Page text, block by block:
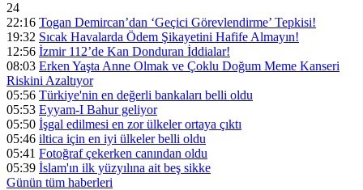
24
22:16 Togan Demircan’dan ‘Geçici Görevlendirme’ Tepkisi!
19:32 Sıcak Havalarda Ödem Şikayetini Hafife Almayın!
12:56 İzmir 112’de Kan Donduran İddialar!
08:03 Erken Yaşta Anne Olmak ve Çoklu Doğum Meme Kanseri
Riskini Azaltıyor
05:56 Türkiye'nin en değerli bankaları belli oldu
05:53 Eyyam-I Bahur geliyor
05:50 İşgal edilmesi en zor ülkeler ortaya çıktı
05:46 iltica için en iyi ülkeler belli oldu
05:41 Fotoğraf çekerken canından oldu
05:39 İslam'ın ilk yüzyılına ait beş sikke
Günün tüm haberleri